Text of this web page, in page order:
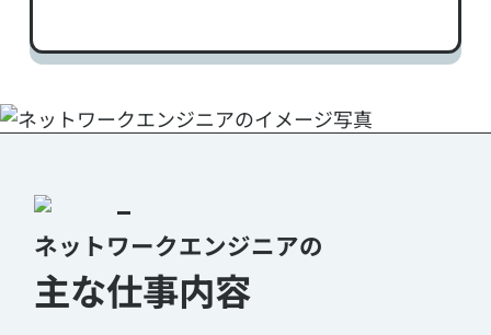
ネットワークエンジニアの
主な仕事内容